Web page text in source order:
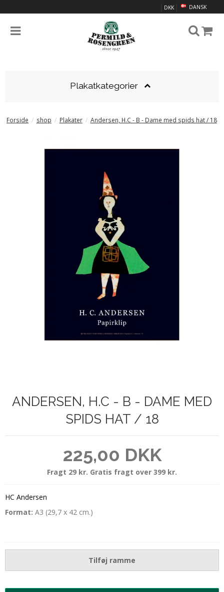
DANSK
DKK
Plakatkategorier
Forside / shop / Plakater / Andersen, H.C - B - Dame med spids hat / 18
ANDERSEN, H.C - B - DAME MED
SPIDS HAT / 18
225,00 DKK
Fragt 29 kr. Gratis fragt over 399 kr.
HC Andersen
Format: A3 (29,7 x 42 cm.)
Tilføj ramme